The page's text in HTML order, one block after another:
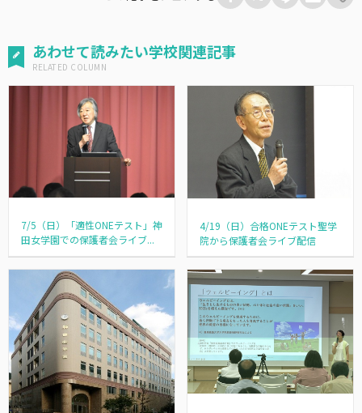
あわせて読みたい学校関連記事
7/5（日）「適性ONEテスト」神
田女学園での保護者会ライブ...
4/19（日）合格ONEテスト聖学
院から保護者会ライブ配信